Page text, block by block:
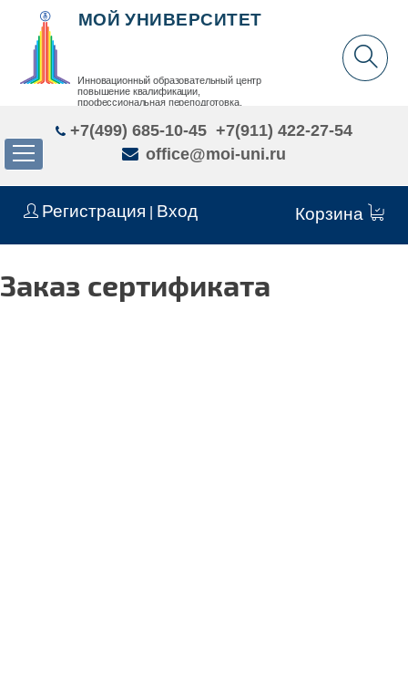
Регистрация Вход Корзина
МОЙ УНИВЕРСИТЕТ
Инновационный образовательный центр
повышение квалификации,
профессиональная переподготовка,
+7(499) 685-10-45 +7(911) 422-27-54
office@moi-uni.ru
Заказ сертификата